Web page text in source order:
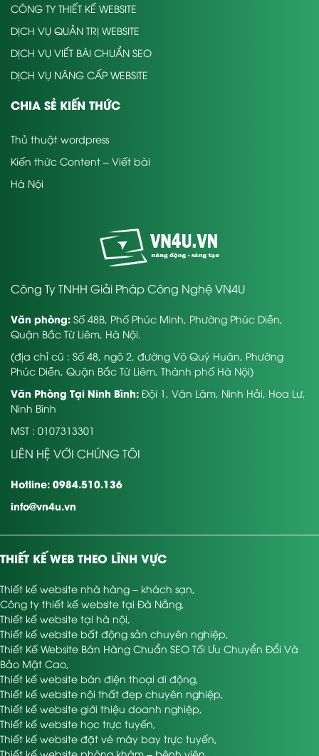
CÔNG TY THIẾT KẾ WEBSITE
DỊCH VỤ QUẢN TRỊ WEBSITE
DỊCH VỤ VIẾT BÀI CHUẨN SEO
DỊCH VỤ NÂNG CẤP WEBSITE
CHIA SẺ KIẾN THỨC
Thủ thuật wordpress
Kiến thức Content – Viết bài
Hà Nội
Công Ty TNHH Giải Pháp Công Nghệ VN4U
Văn phòng: Số 48B, Phố Phúc Minh, Phường Phúc Diễn,
Quận Bắc Từ Liêm, Hà Nội.
(địa chỉ cũ : Số 48, ngõ 2, đường Võ Quý Huân, Phường
Phúc Diễn, Quận Bắc Từ Liêm, Thành phố Hà Nội)
Văn Phòng Tại Ninh Bình: Đội 1, Văn Lâm, Ninh Hải, Hoa Lư,
Ninh Bình
MST : 0107313301
LIÊN HỆ VỚI CHÚNG TÔI
Hotline: 0984.510.136
info@vn4u.vn
THIẾT KẾ WEB THEO LĨNH VỰC
Thiết kế website nhà hàng – khách sạn
Công ty thiết kế website tại Đà Nẵng
Thiết kế website tại hà nội
Thiết kế website bất động sản chuyên nghiệp
Thiết Kế Website Bán Hàng Chuẩn SEO Tối Ưu Chuyển Đổi Và
Bảo Mật Cao
Thiết kế website bán điện thoại di động
Thiết kế website nội thất đẹp chuyên nghiệp
Thiết kế website giới thiệu doanh nghiệp
Thiết kế website học trực tuyến
Thiết kế website đặt vé máy bay trực tuyến